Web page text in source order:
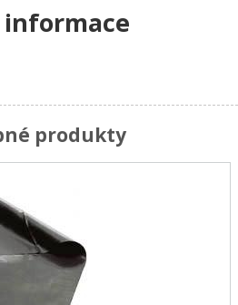
informace
produkty